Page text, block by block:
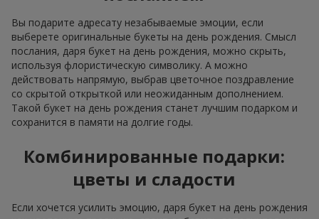
Вы подарите адресату незабываемые эмоции, если
выберете оригинальные букеты на день рождения. Смысл
послания, даря букет на день рождения, можно скрыть,
используя флористическую символику. А можно
действовать напрямую, выбрав цветочное поздравление
со скрытой открыткой или неожиданным дополнением.
Такой букет на день рождения станет лучшим подарком и
сохранится в памяти на долгие годы.
Комбинированные подарки:
цветы и сладости
Если хочется усилить эмоцию, даря букет на день рождения